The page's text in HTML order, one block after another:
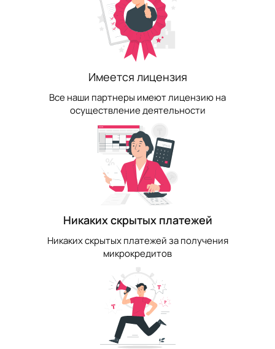
Имеется лицензия
Все наши партнеры имеют лицензию на
осуществление деятельности
Никаких скрытых платежей
Никаких скрытых платежей за получения
микрокредитов